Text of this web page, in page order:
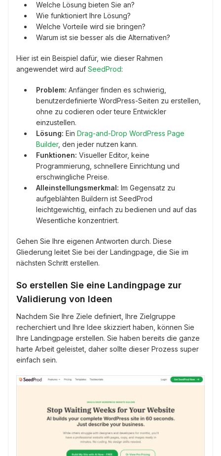
Welche Lösung bieten Sie an?
Wie funktioniert Ihre Lösung?
Welche Vorteile wird sie bringen?
Warum ist sie besser als die Alternativen?
Hier ist ein Beispiel dafür, wie dieser Rahmen
angewendet wird auf SeedProd:
Problem: Anfänger finden es schwierig,
benutzerdefinierte WordPress-Seiten zu erstellen,
ohne zu codieren oder teure Entwickler
einzustellen.
Lösung: Ein Drag-and-Drop WordPress Page
Builder, den jeder nutzen kann.
Funktionen: Visueller Editor, keine
Programmierung, schnellere Einrichtung und
erschwingliche Preise.
Alleinstellungsmerkmal: Im Gegensatz zu
aufgeblähten Buildern ist SeedProd
leichtgewichtig, einfach zu bedienen und auf das
Wesentliche konzentriert.
Gehen Sie Ihre eigenen Antworten durch. Diese
Gliederung leitet Sie bei der Landingpage, die Sie im
nächsten Schritt erstellen.
So erstellen Sie eine Landingpage zur
Validierung von Ideen
Nachdem Sie Ihre Ziele definiert, Ihre Zielgruppe
recherchiert und Ihre Idee skizziert haben, können Sie
Ihre Landingpage erstellen. Sie haben bereits die ganze
harte Arbeit geleistet, daher sollte dieser Prozess super
einfach sein.